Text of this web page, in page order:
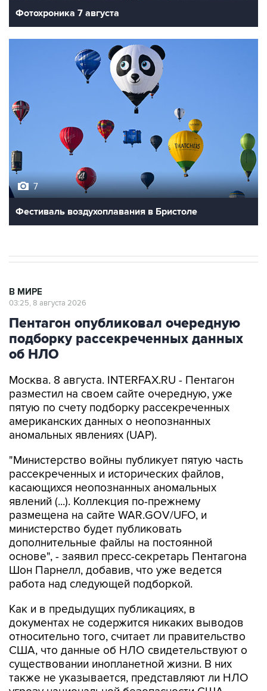
Фотохроника 7 августа
7
Фестиваль воздухоплавания в Бристоле
В МИРЕ
03:25, 8 августа 2026
Пентагон опубликовал очередную
подборку рассекреченных данных
об НЛО
Москва. 8 августа. INTERFAX.RU - Пентагон
разместил на своем сайте очередную, уже
пятую по счету подборку рассекреченных
американских данных о неопознанных
аномальных явлениях (UAP).
"Министерство войны публикует пятую часть
рассекреченных и исторических файлов,
касающихся неопознанных аномальных
явлений (...). Коллекция по-прежнему
размещена на сайте WAR.GOV/UFO, и
министерство будет публиковать
дополнительные файлы на постоянной
основе", - заявил пресс-секретарь Пентагона
Шон Парнелл, добавив, что уже ведется
работа над следующей подборкой.
Как и в предыдущих публикациях, в
документах не содержится никаких выводов
относительно того, считает ли правительство
США, что данные об НЛО свидетельствуют о
существовании инопланетной жизни. В них
также не указывается, представляют ли НЛО